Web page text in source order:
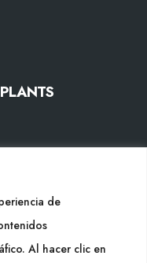
de
Al hacer clic en